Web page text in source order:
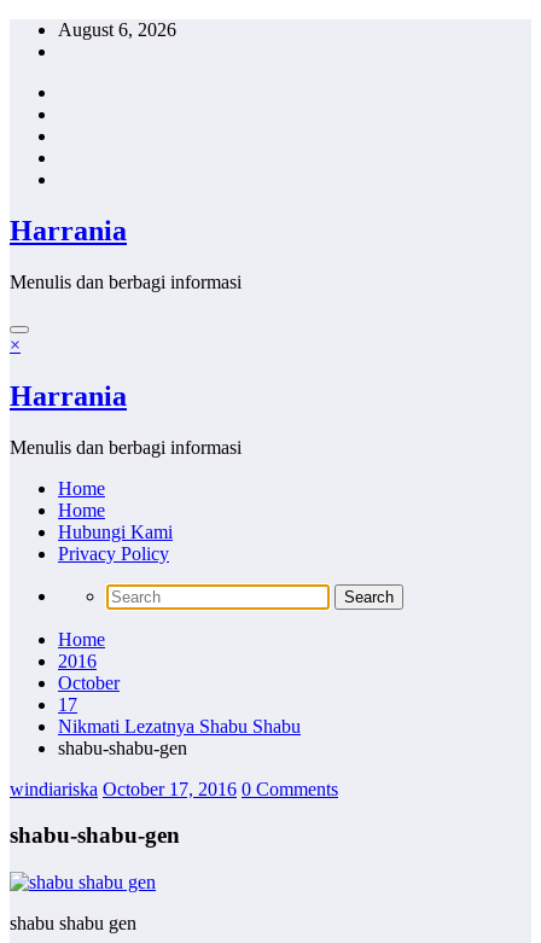
Skip
August 6, 2026
Harrania
Menulis dan berbagi informasi
×
Harrania
Menulis dan berbagi informasi
Home
Home
Hubungi Kami
Privacy Policy
Home
2016
October
17
Nikmati Lezatnya Shabu Shabu
shabu-shabu-gen
windiariska October 17, 2016 0 Comments
shabu-shabu-gen
shabu shabu gen